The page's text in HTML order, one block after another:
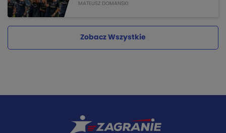
MATEUSZ DOMANSKI
Zobacz Wszystkie